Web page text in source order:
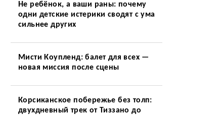
Не ребёнок, а ваши раны: почему
одни детские истерики сводят с ума
сильнее других
Мисти Коупленд: балет для всех —
новая миссия после сцены
Корсиканское побережье без толп:
двухдневный трек от Тиззано до